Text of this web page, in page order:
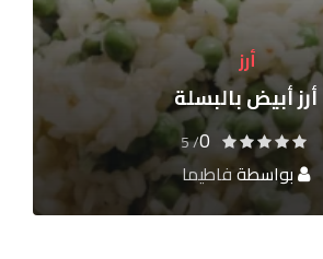
أرز
أرز أبيض بالبسلة
0
/ 5
بواسطةفاطيما